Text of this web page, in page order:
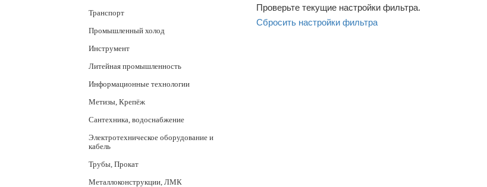
Транспорт
Промышленный холод
Инструмент
Литейная промышленность
Информационные технологии
Метизы, Крепёж
Сантехника, водоснабжение
Электротехническое оборудование и
кабель
Трубы, Прокат
Металлоконструкции, ЛМК
Проверьте текущие настройки фильтра.
Сбросить настройки фильтра